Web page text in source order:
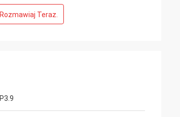
Rozmawiaj Teraz.
P3.9